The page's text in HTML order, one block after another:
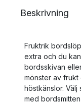
Beskrivning
Fruktrik
extra och du
bordsskivan
mönster av frukt
höstkänslor.
med